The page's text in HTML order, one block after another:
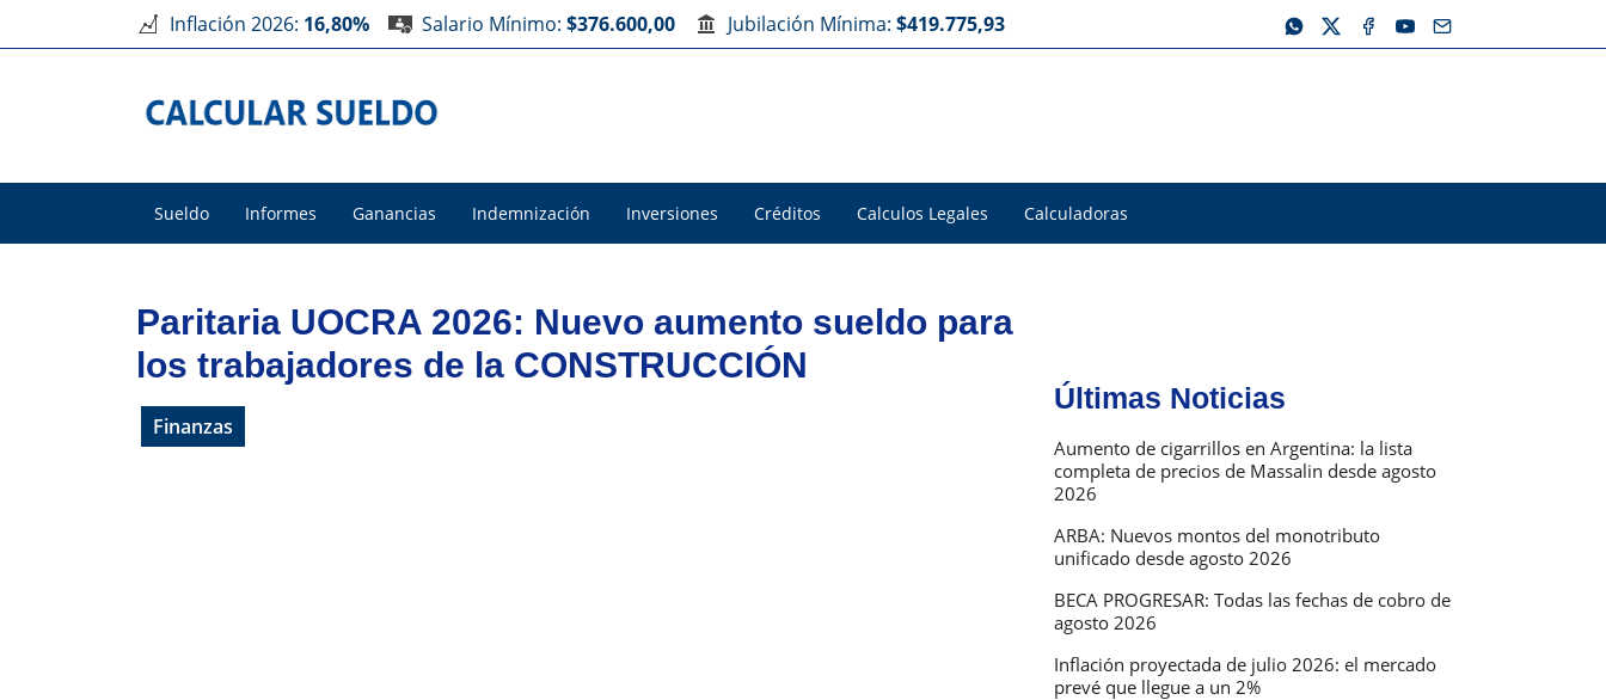
Inflación 2026: 16,80% Salario Mínimo: $376.600,00 Jubilación Mínima: $419.775,93
Sueldo Informes Ganancias Indemnización Inversiones Créditos Calculos Legales Calculadoras
Paritaria UOCRA 2026: Nuevo aumento sueldo para
los trabajadores de la CONSTRUCCIÓN
Finanzas
Últimas Noticias
Aumento de cigarrillos en Argentina: la lista
completa de precios de Massalin desde agosto
2026
ARBA: Nuevos montos del monotributo
unificado desde agosto 2026
BECA PROGRESAR: Todas las fechas de cobro de
agosto 2026
Inflación proyectada de julio 2026: el mercado
prevé que llegue a un 2%